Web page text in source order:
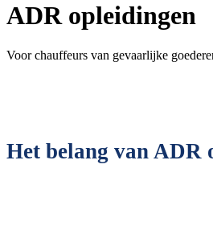
ADR opleidingen
Voor chauffeurs van gevaarlijke
Het belang van ADR